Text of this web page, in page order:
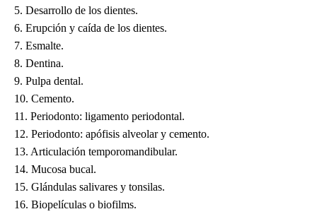
5. Desarrollo de los dientes.
6. Erupción y caída de los dientes.
7. Esmalte.
8. Dentina.
9. Pulpa dental.
10. Cemento.
11. Periodonto: ligamento periodontal.
12. Periodonto: apófisis alveolar y cemento.
13. Articulación temporomandibular.
14. Mucosa bucal.
15. Glándulas salivares y tonsilas.
16. Biopelículas o biofilms.